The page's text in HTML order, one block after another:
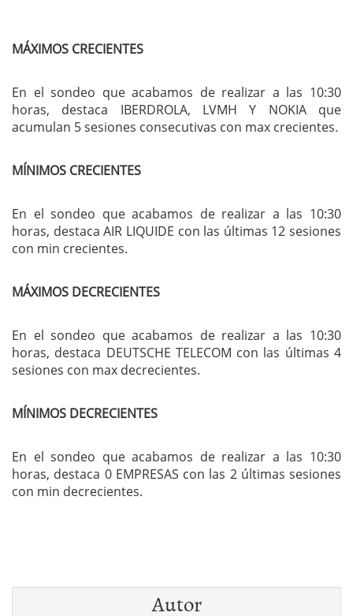
MÁXIMOS CRECIENTES
En el sondeo que acabamos de realizar a las 10:30
horas, destaca IBERDROLA, LVMH Y NOKIA que
acumulan 5 sesiones consecutivas con max crecientes.
MÍNIMOS CRECIENTES
En el sondeo que acabamos de realizar a las 10:30
horas, destaca AIR LIQUIDE con las últimas 12 sesiones
con min crecientes.
MÁXIMOS DECRECIENTES
En el sondeo que acabamos de realizar a las 10:30
horas, destaca DEUTSCHE TELECOM con las últimas 4
sesiones con max decrecientes.
MÍNIMOS DECRECIENTES
En el sondeo que acabamos de realizar a las 10:30
horas, destaca 0 EMPRESAS con las 2 últimas sesiones
con min decrecientes.
Autor